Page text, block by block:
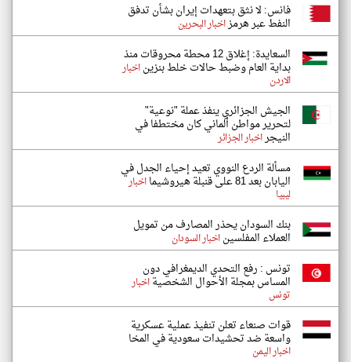
فانس: لا نثق بتعهدات إيران بشأن تدفق
النفط عبر هرمزاخبار البحرين
السعايدة: إغلاق 12 محطة محروقات منذ
بداية العام وضبط حالات خلط بنزيناخبار
الاردن
الجيش الجزائري ينفذ عملة "نوعية"
لتحرير مواطن ألماني كان مختطفا في
النيجراخبار الجزائر
مسألة الردع النووي تعيد إحياء الجدل في
اليابان بعد 81 على قنبلة هيروشيما اخبار
ليبيا
بنك السودان يحذر المصارف من تمويل
العملاء المفلسيناخبار السودان
تونس : ​رفع التحدي الديمغرافي دون
المساس بمجلة الأحوال الشخصيةاخبار
تونس
قوات صنعاء تعلن تنفيذ عملية عسكرية
واسعة ضد تحشيدات سعودية في المخا
اخبار اليمن